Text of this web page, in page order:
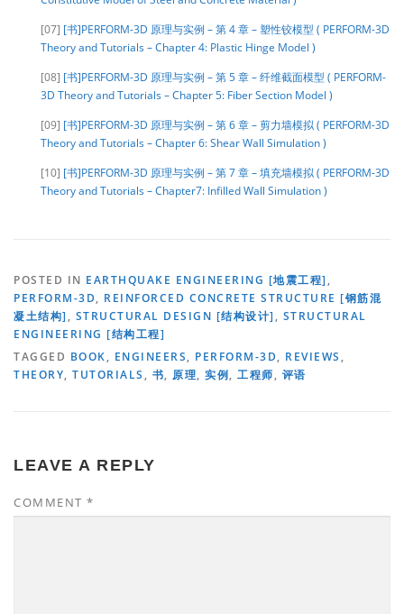
[07] [书]PERFORM-3D 原理与实例 – 第 4 章 – 塑性铰模型 ( PERFORM-3D
Theory and Tutorials – Chapter 4: Plastic Hinge Model )
[08] [书]PERFORM-3D 原理与实例 – 第 5 章 – 纤维截面模型 ( PERFORM-
3D Theory and Tutorials – Chapter 5: Fiber Section Model )
[09] [书]PERFORM-3D 原理与实例 – 第 6 章 – 剪力墙模拟 ( PERFORM-3D
Theory and Tutorials – Chapter 6: Shear Wall Simulation )
[10] [书]PERFORM-3D 原理与实例 – 第 7 章 – 填充墙模拟 ( PERFORM-3D
Theory and Tutorials – Chapter7: Infilled Wall Simulation )
POSTED IN EARTHQUAKE ENGINEERING [地震工程] ,
PERFORM-3D, REINFORCED CONCRETE STRUCTURE [钢筋混
凝土结构] , STRUCTURAL DESIGN [结构设计] , STRUCTURAL
ENGINEERING [结构工程]
TAGGED BOOK, ENGINEERS, PERFORM-3D, REVIEWS ,
THEORY, TUTORIALS , 书, 原理, 实例, 工程师, 评语
LEAVE A REPLY
COMMENT *